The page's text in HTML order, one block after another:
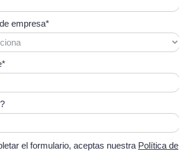
empresa*
el formulario, aceptas nuestra Política de